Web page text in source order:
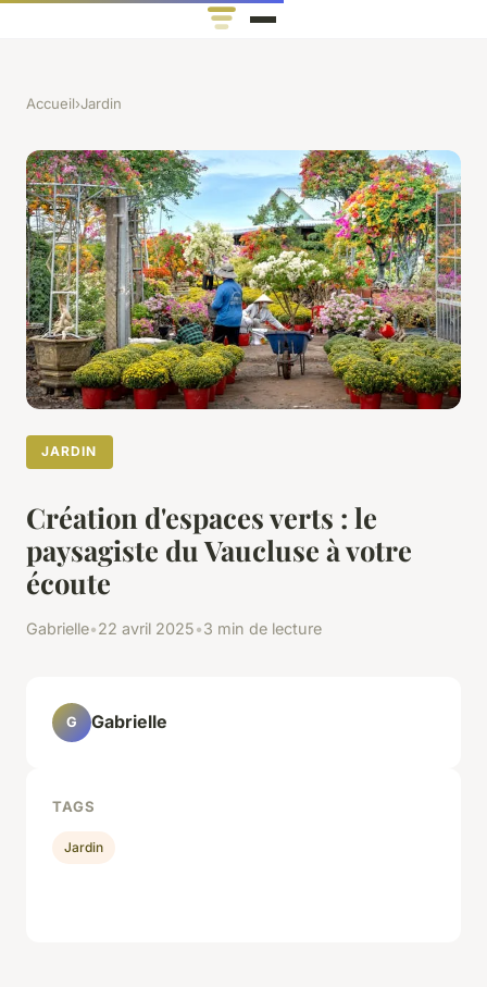
Accueil›Jardin
JARDIN
Création d'espaces verts : le
paysagiste du Vaucluse à votre
écoute
Gabrielle•22 avril 2025•3 min de lecture
G Gabrielle
TAGS
Jardin